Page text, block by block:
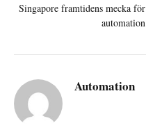
Singapore framtidens mecka för
automation
Automation